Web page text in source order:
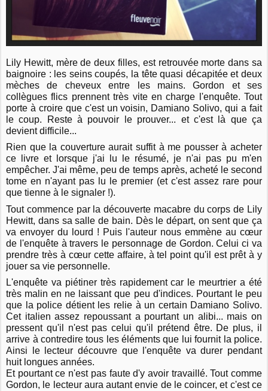
Lily Hewitt, mère de deux filles, est retrouvée morte dans sa
baignoire : les seins coupés, la tête quasi décapitée et deux
mèches de cheveux entre les mains. Gordon et ses
collègues flics prennent très vite en charge l'enquête. Tout
porte à croire que c'est un voisin, Damiano Solivo, qui a fait
le coup. Reste à pouvoir le prouver... et c'est là que ça
devient difficile...
Rien que la couverture aurait suffit à me pousser à acheter
ce livre et lorsque j'ai lu le résumé, je n'ai pas pu m'en
empêcher. J'ai même, peu de temps après, acheté le second
tome en n'ayant pas lu le premier (et c'est assez rare pour
que tienne à le signaler !).
Tout commence par la découverte macabre du corps de Lily
Hewitt, dans sa salle de bain. Dès le départ, on sent que ça
va envoyer du lourd ! Puis l'auteur nous emmène au cœur
de l'enquête à travers le personnage de Gordon. Celui ci va
prendre très à cœur cette affaire, à tel point qu'il est prêt à y
jouer sa vie personnelle.
L'enquête va piétiner très rapidement car le meurtrier a été
très malin en ne laissant que peu d'indices. Pourtant le peu
que la police détient les relie à un certain Damiano Solivo.
Cet italien assez repoussant a pourtant un alibi... mais on
pressent qu'il n'est pas celui qu'il prétend être. De plus, il
arrive à contredire tous les éléments que lui fournit la police.
Ainsi le lecteur découvre que l'enquête va durer pendant
huit longues années.
Et pourtant ce n'est pas faute d'y avoir travaillé. Tout comme
Gordon, le lecteur aura autant envie de le coincer, et c'est ce